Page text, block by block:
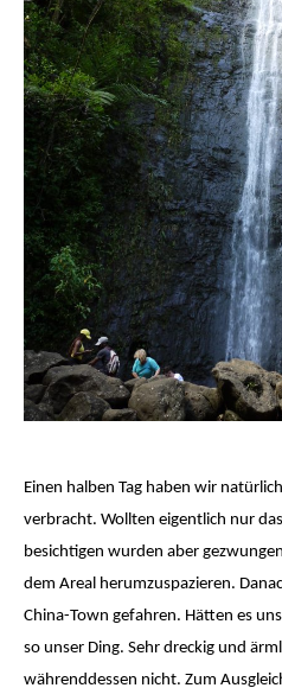
Einen halben Tag haben wir
verbracht. Wollten eigentlich nur
besichtigen wurden aber
dem Areal herumzuspazieren.
China-Town gefahren. Hätten es
so unser Ding. Sehr dreckig und
währenddessen nicht. Zum